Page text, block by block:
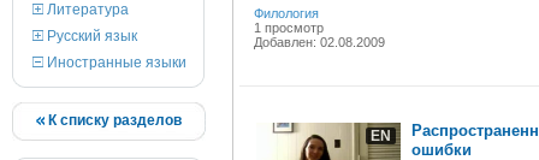
Литература
Русский язык
Иностранные языки
К списку разделов
Филология
1 просмотр
Добавлен: 02.08.2009
EN
ошибки